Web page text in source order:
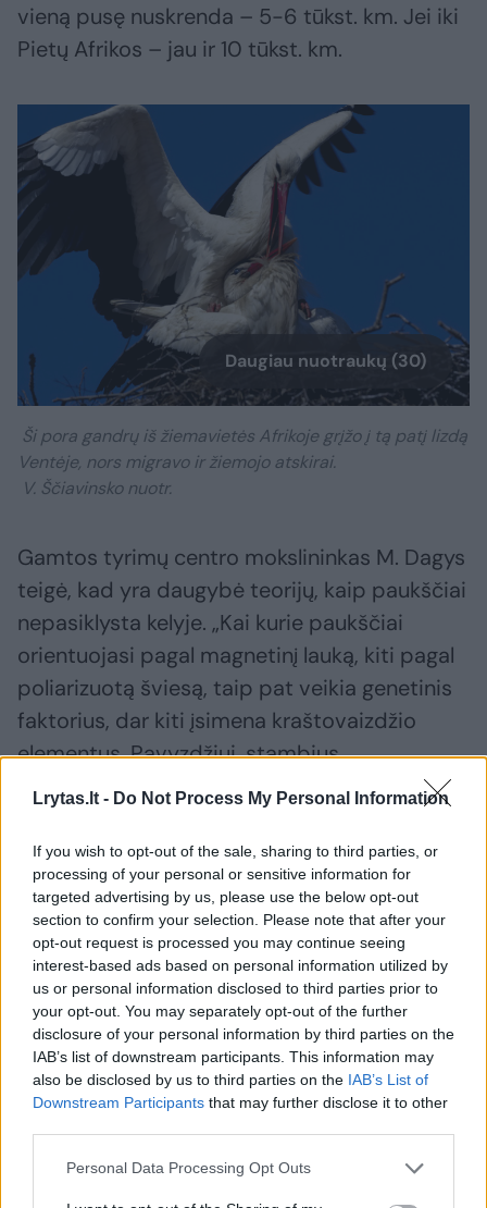
Lrytas.lt - Do Not Process My Personal Information
If you wish to opt-out of the sale, sharing to third parties, or
processing of your personal or sensitive information for
targeted advertising by us, please use the below opt-out
section to confirm your selection. Please note that after your
opt-out request is processed you may continue seeing
interest-based ads based on personal information utilized by
us or personal information disclosed to third parties prior to
your opt-out. You may separately opt-out of the further
disclosure of your personal information by third parties on the
IAB’s list of downstream participants. This information may
also be disclosed by us to third parties on the IAB’s List of
Downstream Participants that may further disclose it to other
Personal Data Processing Opt Outs
vieną pusę nuskrenda – 5-6 tūkst. km. Jei iki
Pietų Afrikos – jau ir 10 tūkst. km.
Daugiau nuotraukų (30)
Ši pora gandrų iš žiemavietės Afrikoje grįžo į tą patį lizdą
Ventėje, nors migravo ir žiemojo atskirai.
V. Ščiavinsko nuotr.
Gamtos tyrimų centro mokslininkas M. Dagys
teigė, kad yra daugybė teorijų, kaip paukščiai
nepasiklysta kelyje. „Kai kurie paukščiai
orientuojasi pagal magnetinį lauką, kiti pagal
poliarizuotą šviesą, taip pat veikia genetinis
faktorius, dar kiti įsimena kraštovaizdžio
elementus. Pavyzdžiui, stambius
kraštovaizdžio masyvus – jūras ar kalnus,
neskrenda, tad tikėtina, kad jie nesiorientuoja
pagal žvaigždes, kaip kad kitos paukščių
rūšys“, – pasakojo mokslininkas.
Duomenys – iš siųstuvų ant gandro
nugaros
Siųstuvais gandrus praėjusių metų vasaros
ornitologinės stoties ornitologas Vytautas